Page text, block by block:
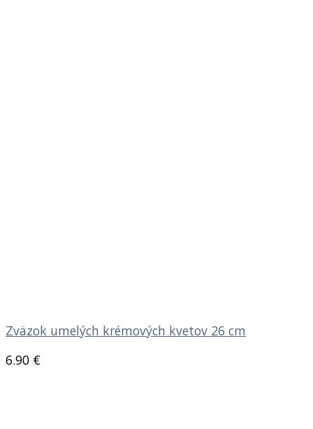
Zväzok umelých krémových kvetov 26 cm
6.90 €